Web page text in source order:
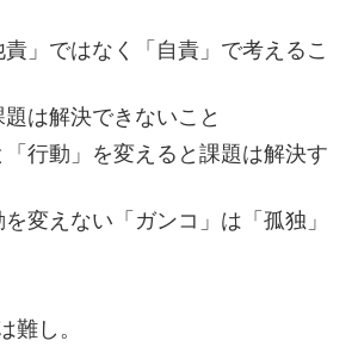
」ではなく「自責」で考えるこ
題は解決できないこと
「行動」を変えると課題は解決す
変えない「ガンコ」は「孤独」
難し。